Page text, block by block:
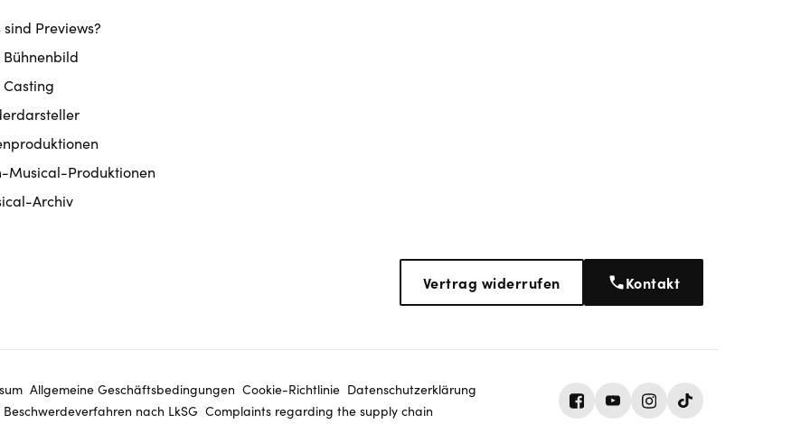
sind Previews?
Bühnenbild
Casting
Musical-Produktionen
Archiv
Vertrag widerrufen Kontakt
Allgemeine Geschäftsbedingungen Cookie-Richtlinie Datenschutz­erklärung
Beschwerdeverfahren nach LkSG Complaints regarding the supply chain FacebookYoutubeInstagram
Tiktok